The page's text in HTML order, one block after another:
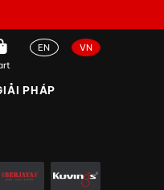
EN VN
PHÁP